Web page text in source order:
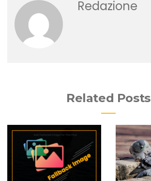
Redazione
Related Posts